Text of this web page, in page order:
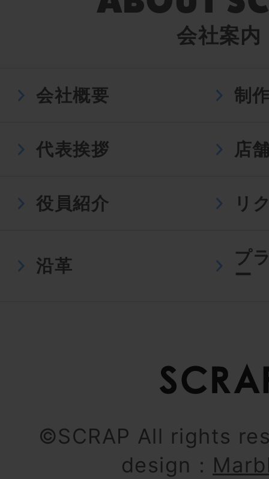
会社案内
会社概要 制
代表挨拶 店
役員紹介 リ
沿革
プ
ー
©SCRAP All rights
design：